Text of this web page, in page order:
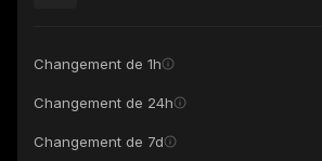
Changement de 1h
Changement de 24h
Changement de 7d